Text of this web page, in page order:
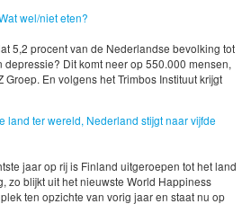
wel/niet eten?
5,2 procent van de Nederlandse bevolking tot
Dit komt neer op 550.000 mensen,
Groep. En volgens het Trimbos Instituut krijgt
land ter wereld, Nederland stijgt naar vijfde
jaar op rij is Finland uitgeroepen tot het land
zo blijkt uit het nieuwste World Happiness
ten opzichte van vorig jaar en staat nu op